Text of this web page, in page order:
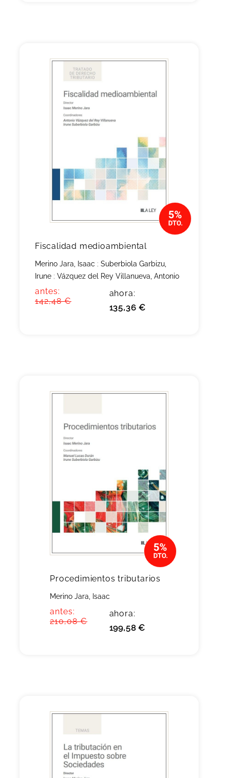
Fiscalidad medioambiental
Merino Jara, Isaac ; Suberbiola Garbizu,
Irune ; Vázquez del Rey Villanueva, Antonio
antes:
142,48 €
ahora:
135,36 €
Procedimientos tributarios
Merino Jara, Isaac
antes:
210,08 €
ahora:
199,58 €